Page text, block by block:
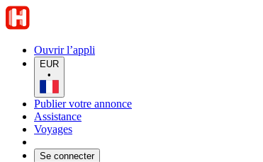
Ouvrir l’appli
EUR
•
Publier votre annonce
Assistance
Voyages
Se connecter